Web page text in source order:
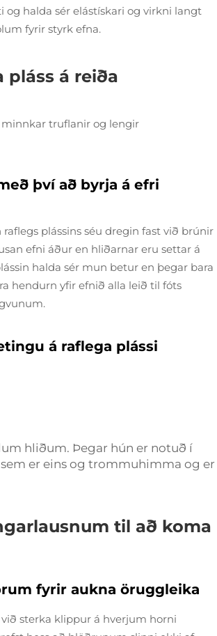
halda sér elástískari og virkni langt
fyrir styrk efna.
á reiða
truflanir og lengir
því að byrja á efri
plássins séu dregin fast við brúnir
efni áður en hliðarnar eru settar á
halda sér mun betur en þegar bara
hendurn yfir efnið alla leið til fóts
á raflega plássi
hliðum. Þegar hún er notuð í
er eins og trommuhimma og er
til að koma
fyrir aukna öruggleika
sterka klippur á hverjum horni